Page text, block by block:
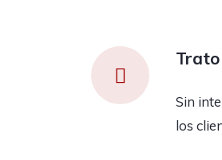
Sin
los